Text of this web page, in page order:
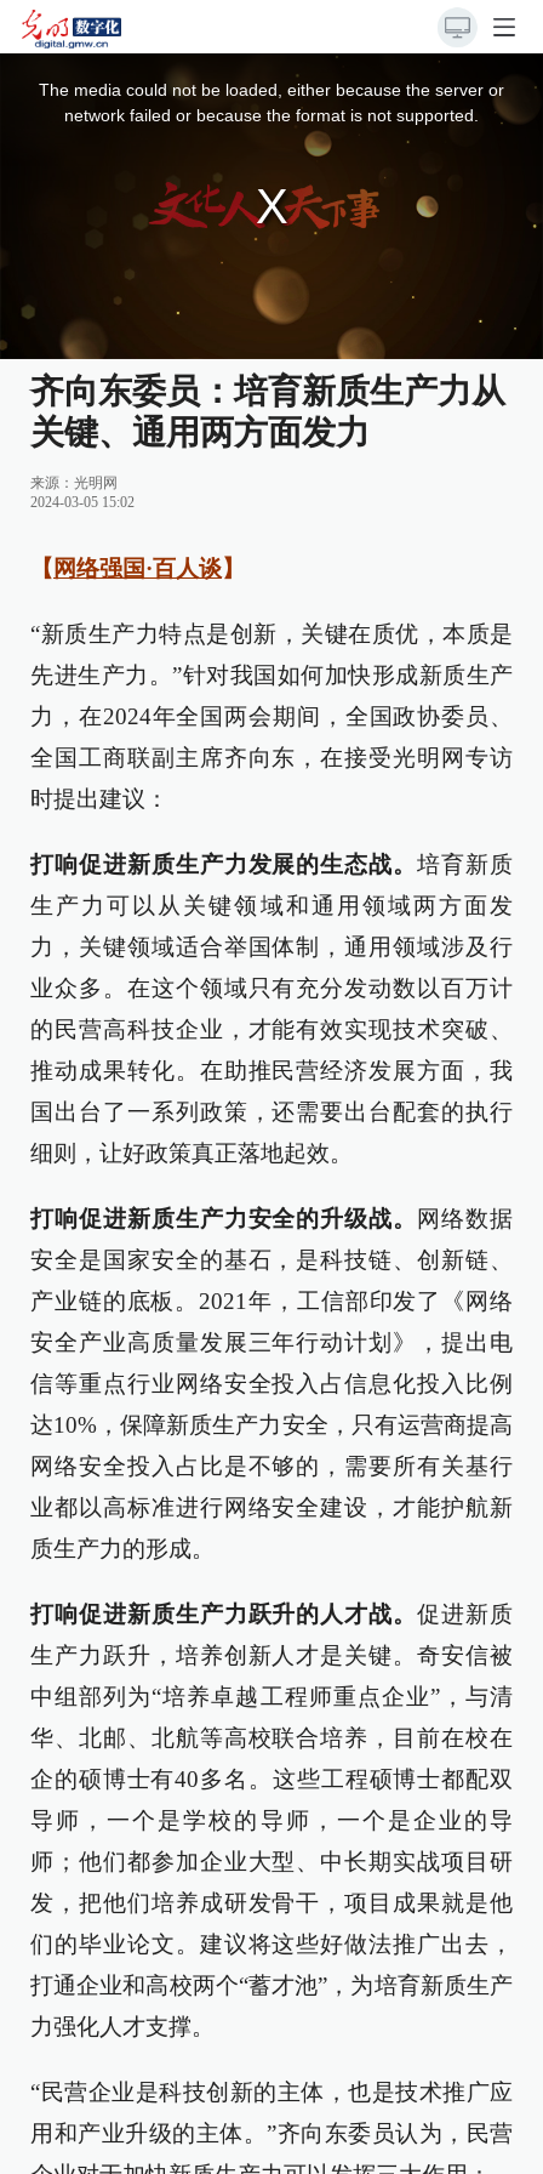
The media could not be loaded, either because the server or
network failed or because the format is not supported.
齐向东委员：培育新质生产力从
关键、通用两方面发力
来源： 光明网
2024-03-05 15:02
【 网络强国·百人谈】
“新质生产力特点是创新，关键在质优，本质是
先进生产力。”针对我国如何加快形成新质生产
力，在2024年全国两会期间，全国政协委员、
全国工商联副主席齐向东，在接受光明网专访
时提出建议：
打响促进新质生产力发展的生态战。培育新质
生产力可以从关键领域和通用领域两方面发
力，关键领域适合举国体制，通用领域涉及行
业众多。在这个领域只有充分发动数以百万计
的民营高科技企业，才能有效实现技术突破、
推动成果转化。在助推民营经济发展方面，我
国出台了一系列政策，还需要出台配套的执行
细则，让好政策真正落地起效。
打响促进新质生产力安全的升级战。
网络数据
安全是国家安全的基石，是科技链、创新链、
产业链的底板。2021年，工信部印发了《网络
安全产业高质量发展三年行动计划》，提出电
信等重点行业网络安全投入占信息化投入比例
达10%，保障新质生产力安全，只有运营商提高
网络安全投入占比是不够的，需要所有关基行
业都以高标准进行网络安全建设，才能护航新
质生产力的形成。
打响促进新质生产力跃升的人才战。促进新质
生产力跃升，培养创新人才是关键。奇安信被
中组部列为“培养卓越工程师重点企业”，与清
华、北邮、北航等高校联合培养，目前在校在
企的硕博士有40多名。这些工程硕博士都配双
导师，一个是学校的导师，一个是企业的导
师；他们都参加企业大型、中长期实战项目研
发，把他们培养成研发骨干，项目成果就是他
们的毕业论文。建议将这些好做法推广出去，
打通企业和高校两个“蓄才池”，为培育新质生产
力强化人才支撑。
“民营企业是科技创新的主体，也是技术推广应
用和产业升级的主体。”齐向东委员认为，民营